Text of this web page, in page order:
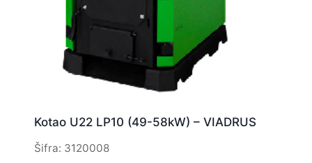
Kotao U22 LP10 (49-58kW) – VIADRUS
Šifra: 3120008